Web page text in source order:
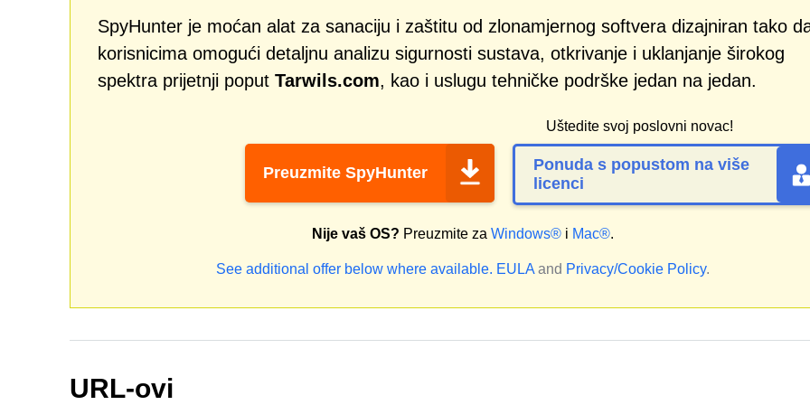
SpyHunter je moćan alat za sanaciju i zaštitu od zlonamjernog softvera dizajniran tako
korisnicima omogući detaljnu analizu sigurnosti sustava, otkrivanje i uklanjanje širokog
spektra prijetnji poput Tarwils.com, kao i uslugu tehničke podrške jedan na jedan.
Preuzmite SpyHunter
Uštedite svoj poslovni novac!
Ponuda s popustom na više
licenci
Nije vaš OS? Preuzmite za Windows® i Mac®.
See additional offer below where available. EULA and Privacy/Cookie Policy.
URL-ovi